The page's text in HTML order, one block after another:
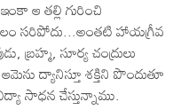
ఆ తల్లి గురించి
సరిపోదు...అంతటి హాయగ్రీవ
బ్రహ్మ, సూర్య చంద్రులు
ద్యానిస్తూ శక్తిని పొందుతూ
సాధన చేస్తున్నాము.